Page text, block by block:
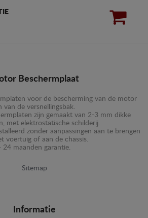
Beschermplaat
voor de bescherming van de motor
van de versnellingsbak.
zijn gemaakt van 2-3 mm dikke
met elektrostatische schilderij.
zonder aanpassingen aan te brengen
voertuig of aan de chassis.
24 maanden garantie.
Sitemap
Informatie